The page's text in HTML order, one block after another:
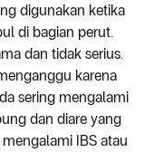
digunakan ketika
di bagian perut.
dan tidak serius.
karena
sering mengalami
dan diare yang
IBS atau